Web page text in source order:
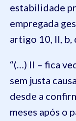
estabilidade
empregada
artigo 10, II, b,
“(…) II – fica
sem justa
desde a
meses após o